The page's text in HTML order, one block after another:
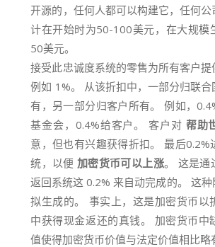
开源的，任何人都可以构建它，任何
计在开始时为50-100美元，在大规模
50美元。
接受此忠诚度系统的零售为所有客户提
例如 1%。 从该折扣中，一部分归联
有，另一部分归客户所有。 例如，
基金会，0.4%给客户。 客户对 帮助
意，但也有兴趣获得折扣。 最后0.2%
统，以便加密货币可以上涨。 这是通
返回系统这 0.2% 来自动完成的。 这
拟生成的。 事实上，这是加密货币以
中获得现金返还的真钱。 加密货币中
值使得加密货币价值与法定价值相比略